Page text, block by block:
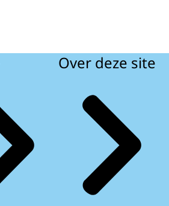
Over deze site